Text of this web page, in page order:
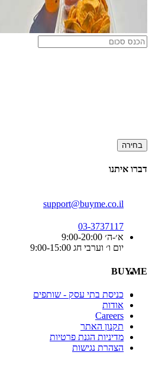
בחירה
דברו איתנו
support@buyme.co.il
03-3737117
א׳-ה׳ 9:00-20:00
יום ו׳ וערבי חג 9:00-15:00
BUYME
כניסת בתי עסק - שותפים
אודות
Careers
תקנון האתר
מדיניות הגנת פרטיות
הצהרת נגישות